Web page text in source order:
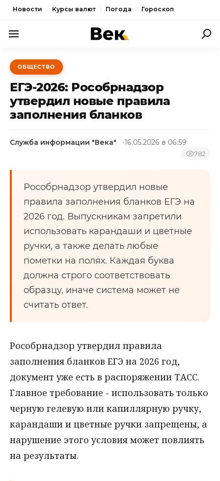
Новости Курсы валют Погода Гороскоп
ПОЛИТИКА
ЭКОНОМИКА
ОБЩЕСТВО
СПОРТ
ОБЩЕСТВО
ЕГЭ-2026: Рособрнадзор
утвердил новые правила
заполнения бланков
Служба информации "Века" 16.05.2026 в 06:59
782
Рособрнадзор утвердил новые
правила заполнения бланков ЕГЭ на
2026 год. Выпускникам запретили
использовать карандаши и цветные
ручки, а также делать любые
пометки на полях. Каждая буква
должна строго соответствовать
образцу, иначе система может не
считать ответ.
Рособрнадзор утвердил правила
заполнения бланков ЕГЭ на 2026 год,
документ уже есть в распоряжении ТАСС.
Главное требование - использовать только
черную гелевую или капиллярную ручку,
карандаши и цветные ручки запрещены, а
нарушение этого условия может повлиять
на результаты.